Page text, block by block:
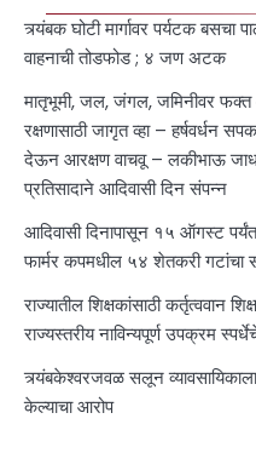
त्र्यंबक घोटी मार्गावर पर्यटक
वाहनाची तोडफोड ; ४ जण अटक
मातृभूमी, जल, जंगल, जमिनीवर फक्त
रक्षणासाठी जागृत व्हा – हर्षवर्धन
देऊन आरक्षण वाचवू – लकीभाऊ
प्रतिसादाने आदिवासी दिन संपन्न
आदिवासी दिनापासून १५ ऑगस्ट पर्यंत
फार्मर कपमधील ५४ शेतकरी गटांचा
राज्यातील शिक्षकांसाठी कर्तृत्ववान
राज्यस्तरीय नाविन्यपूर्ण उपक्रम
त्र्यंबकेश्वरजवळ सलून
केल्याचा आरोप